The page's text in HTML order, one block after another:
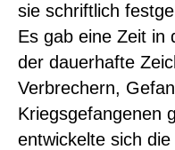
sie schriftlich
Es gab eine Zeit in
der dauerhafte
Verbrechern,
Kriegsgefangenen
entwickelte sich